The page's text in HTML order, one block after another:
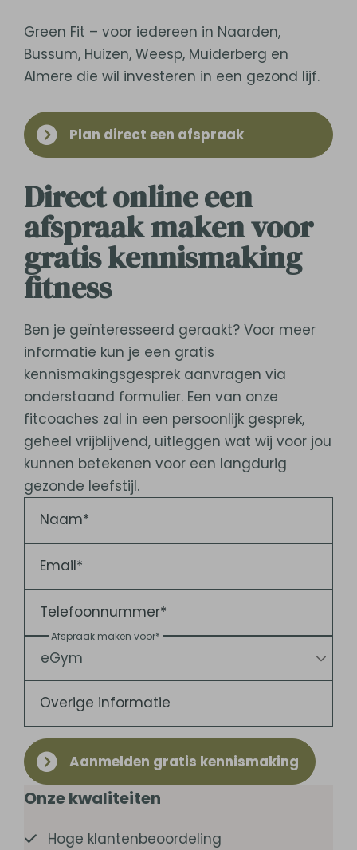
Green Fit – voor iedereen in Naarden,
Bussum, Huizen, Weesp, Muiderberg en
Almere die wil investeren in een gezond lijf.
Plan direct een afspraak
Direct online een
afspraak maken voor
gratis kennismaking
fitness
Ben je geïnteresseerd geraakt? Voor meer
informatie kun je een gratis
kennismakingsgesprek aanvragen via
onderstaand formulier. Een van onze
fitcoaches zal in een persoonlijk gesprek,
geheel vrijblijvend, uitleggen wat wij voor jou
kunnen betekenen voor een langdurig
gezonde leefstijl.
Naam*
Email*
Telefoonnummer*
Afspraak maken voor*
Overige informatie
Aanmelden gratis kennismaking
Onze kwaliteiten
Hoge klantenbeoordeling